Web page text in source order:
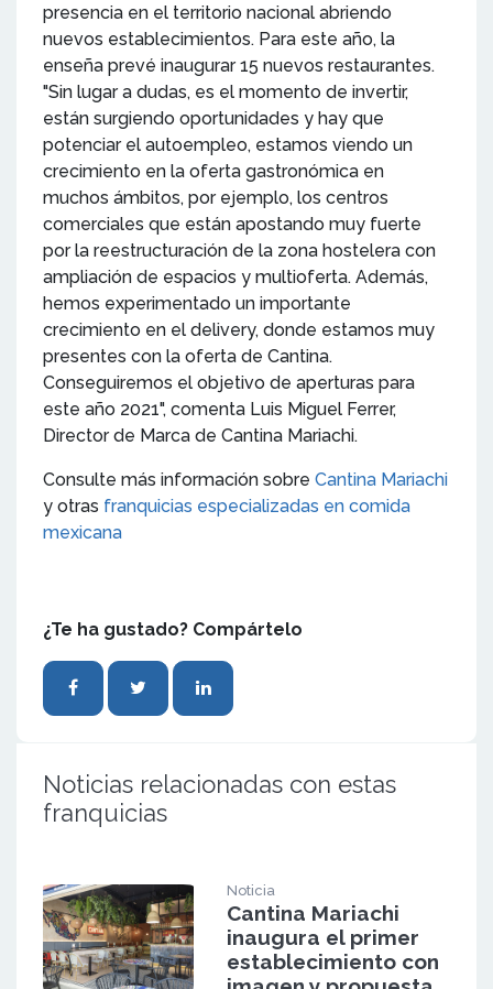
presencia en el territorio nacional abriendo
nuevos establecimientos. Para este año, la
enseña prevé inaugurar 15 nuevos restaurantes.
"Sin lugar a dudas, es el momento de invertir,
están surgiendo oportunidades y hay que
potenciar el autoempleo, estamos viendo un
crecimiento en la oferta gastronómica en
muchos ámbitos, por ejemplo, los centros
comerciales que están apostando muy fuerte
por la reestructuración de la zona hostelera con
ampliación de espacios y multioferta. Además,
hemos experimentado un importante
crecimiento en el delivery, donde estamos muy
presentes con la oferta de Cantina.
Conseguiremos el objetivo de aperturas para
este año 2021", comenta Luis Miguel Ferrer,
Director de Marca de Cantina Mariachi.
Consulte más información sobre Cantina Mariachi
y otras franquicias especializadas en comida
mexicana
¿Te ha gustado? Compártelo
Noticias relacionadas con estas
franquicias
Noticia
Cantina Mariachi
inaugura el primer
establecimiento con